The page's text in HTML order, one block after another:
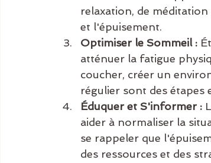
relaxation, de
et l'épuisement.
Optimiser le Sommeil :
atténuer la fatigue
coucher, créer un
régulier sont des étapes
Éduquer et S'informer :
aider à normaliser la
se rappeler que
des ressources et des